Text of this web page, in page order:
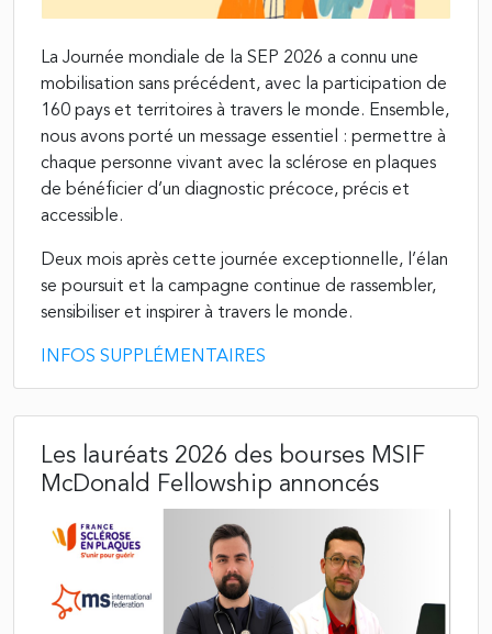
La Journée mondiale de la SEP 2026 a connu une
mobilisation sans précédent, avec la participation de
160 pays et territoires à travers le monde. Ensemble,
nous avons porté un message essentiel : permettre à
chaque personne vivant avec la sclérose en plaques
de bénéficier d’un diagnostic précoce, précis et
accessible.
Deux mois après cette journée exceptionnelle, l’élan
se poursuit et la campagne continue de rassembler,
sensibiliser et inspirer à travers le monde.
INFOS SUPPLÉMENTAIRES
Les lauréats 2026 des bourses MSIF
McDonald Fellowship annoncés